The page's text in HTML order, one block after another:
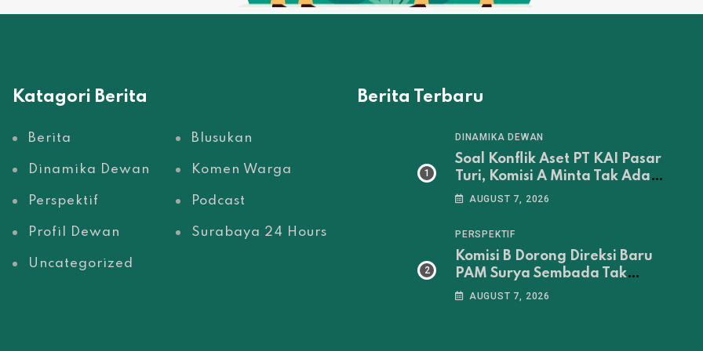
Katagori Berita
Berita Blusukan
Dinamika Dewan Komen Warga
Perspektif Podcast
Profil Dewan Surabaya 24 Hours
Uncategorized
Berita Terbaru
DINAMIKA DEWAN
Soal Konflik Aset PT KAI Pasar
Turi, Komisi A Minta Tak Ada
Penertiban Sebelum
AUGUST 7, 2026
PERSPEKTIF
Komisi B Dorong Direksi Baru
PAM Surya Sembada Tak
Sekadar Jadi Administrator‎
AUGUST 7, 2026